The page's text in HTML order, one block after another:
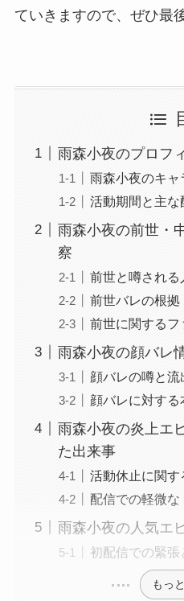
ていきますので、ぜひ最
雨森小夜のプロフ
雨森小夜のキャ
活動期間と主な
雨森小夜の前世・
察
前世と噂される
前世バレの根拠
前世に関するフ
雨森小夜の顔バレ
顔バレの噂と流
顔バレに対する
雨森小夜の炎上エ
た出来事
活動休止に関す
配信での軽微な
雨森小夜の人気エ
初配信での緊
もっ